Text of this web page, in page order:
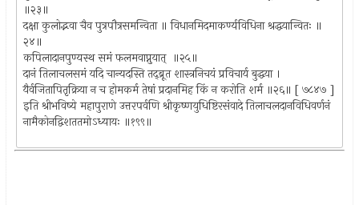
॥२३॥
दक्षा कुलोद्भवा चैव पुत्रपौत्रसमन्विता ॥ विधानमिदमाकर्ण्यविधिना श्रद्धयान्वितः ॥
२४॥
कपिलादानपुण्यस्थ समं फलमवाप्नुयात् ‍ ॥२५॥
दानं तिलाचलसमं यदि चान्यदस्ति तद्‌ब्रूत शास्त्रनिचयं प्रविचार्य बुद्धया ।
यैर्वजितापितृक्रिया न च होमकर्म तेषां प्रदानमिह किं न करोति शर्म ॥२६॥ [ ७८४७ ]
इति श्रीभविष्ये महापुराणे उत्तरपर्वणि श्रीकृष्णयुधिष्टिरसंवादे तिलाचलदानविधिवर्णनं
नामैकोनद्विशततमोऽध्यायः ॥१९९॥